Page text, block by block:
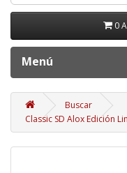
0
Menú
Buscar
Classic SD Alox Edición